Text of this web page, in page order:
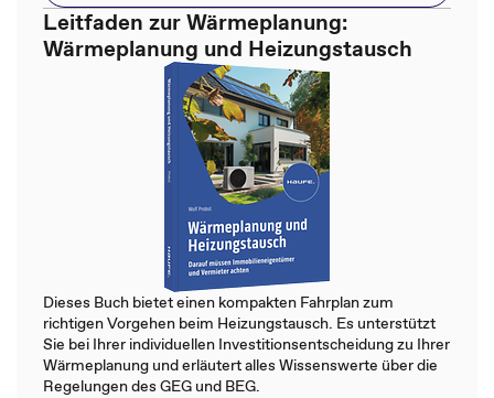
Leitfaden zur Wärmeplanung:
Wärmeplanung und Heizungstausch
Dieses Buch bietet einen kompakten Fahrplan zum
richtigen Vorgehen beim Heizungstausch. Es unterstützt
Sie bei Ihrer individuellen Investitionsentscheidung zu Ihrer
Wärmeplanung und erläutert alles Wissenswerte über die
Regelungen des GEG und BEG.